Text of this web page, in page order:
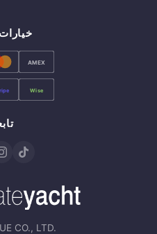
AMEX
Wise
CO., LTD.